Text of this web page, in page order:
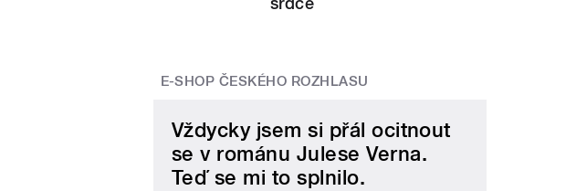
E-SHOP ČESKÉHO ROZHLASU
Vždycky jsem si přál ocitnout
se v románu Julese Verna.
Teď se mi to splnilo.